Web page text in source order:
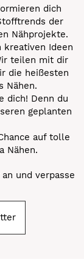
dich
der
Nähprojekte.
kreativen Ideen
teilen mit dir
die heißesten
Nähen.
dich! Denn du
geplanten
auf tolle
Nähen.
und verpasse